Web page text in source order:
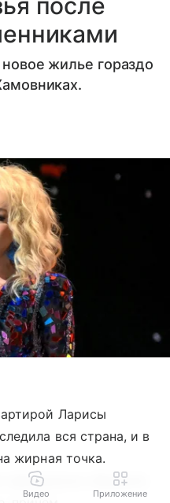
после
жилье гораздо
Ларисы
вся страна, и в
жирная точка.
официально объявила
Видео Приложение